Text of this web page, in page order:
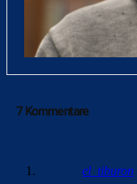
7 Kommentare
el_tiburon